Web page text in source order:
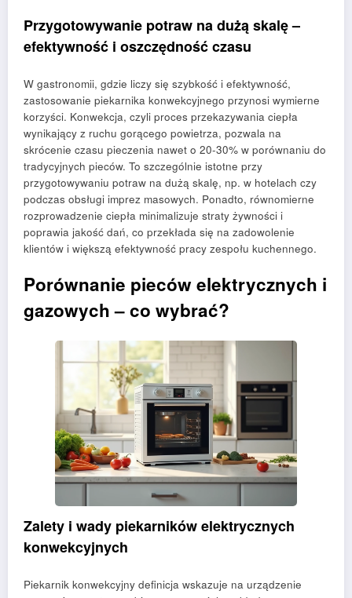
Przygotowywanie potraw na dużą skalę –
efektywność i oszczędność czasu
W gastronomii, gdzie liczy się szybkość i efektywność,
zastosowanie piekarnika konwekcyjnego przynosi wymierne
korzyści. Konwekcja, czyli proces przekazywania ciepła
wynikający z ruchu gorącego powietrza, pozwala na
skrócenie czasu pieczenia nawet o 20-30% w porównaniu do
tradycyjnych pieców. To szczególnie istotne przy
przygotowywaniu potraw na dużą skalę, np. w hotelach czy
podczas obsługi imprez masowych. Ponadto, równomierne
rozprowadzenie ciepła minimalizuje straty żywności i
poprawia jakość dań, co przekłada się na zadowolenie
klientów i większą efektywność pracy zespołu kuchennego.
Porównanie pieców elektrycznych i
gazowych – co wybrać?
Zalety i wady piekarników elektrycznych
konwekcyjnych
Piekarnik konwekcyjny definicja wskazuje na urządzenie